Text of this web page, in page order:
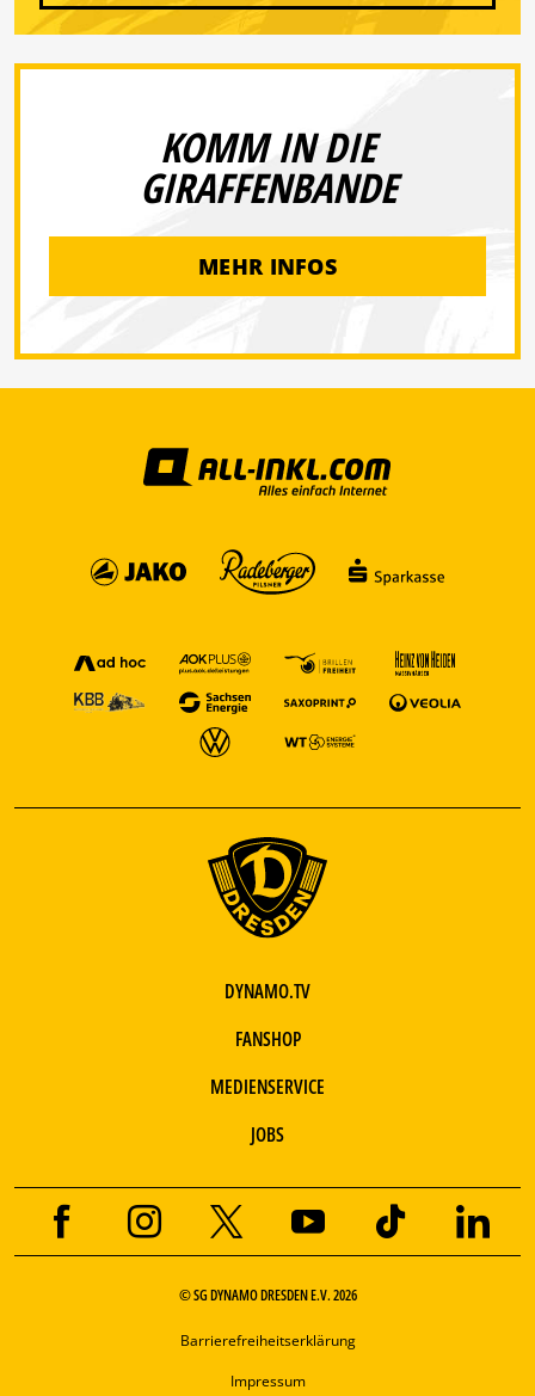
KOMM IN DIE
GIRAFFENBANDE
MEHR INFOS
DYNAMO.TV
FANSHOP
MEDIENSERVICE
JOBS
© SG DYNAMO DRESDEN E.V. 2026
Barrierefreiheitserklärung
Impressum